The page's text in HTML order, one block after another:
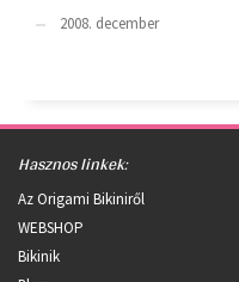
2008. december
Hasznos linkek:
Az Origami Bikiniről
WEBSHOP
Bikinik